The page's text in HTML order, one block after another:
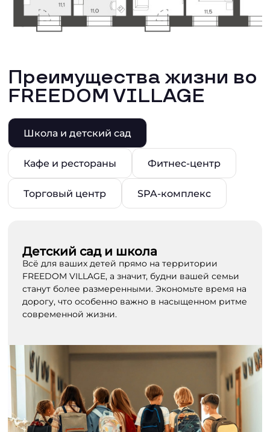
Преимущества жизни во
FREEDOM VILLAGE
Школа и детский сад
Кафе и рестораны Фитнес-центр
Торговый центр SPA-комплекс
Детский сад и школа
Всё для ваших детей прямо на территории
FREEDOM VILLAGE, а значит, будни вашей семьи
станут более размеренными. Экономьте время на
дорогу, что особенно важно в насыщенном ритме
современной жизни.